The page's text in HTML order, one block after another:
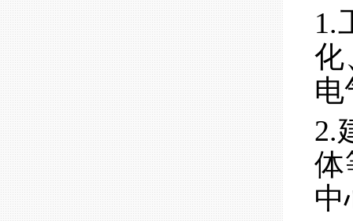
1.
化
电
2.
体
中